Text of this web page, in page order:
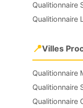
Qualitionnaire
Qualitionnaire
📍Villes
Qualitionnaire
Qualitionnaire
Qualitionnaire